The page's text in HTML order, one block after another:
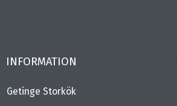
INFORMATION
Getinge Storkök